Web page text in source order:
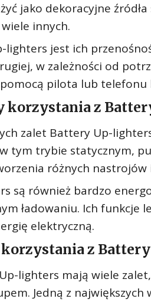
jako dekoracyjne
innych.
jest ich
w zależności od
pilota lub telefonu
korzystania z
zalet Battery Up-
tym trybie statycznym,
różnych
są również bardzo
ładowaniu. Ich funkcje
elektryczną.
korzystania z
lighters mają wiele
Jedną z